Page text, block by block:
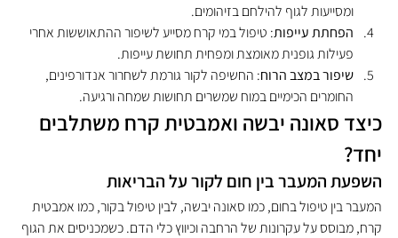
ומסייעות לגוף להילחם בזיהומים.
הפחתת עייפות: טיפול במי קרח מסייע לשיפור ההתאוששות אחרי
פעילות גופנית מאומצת ומפחית תחושת עייפות.
שיפור במצב הרוח: החשיפה לקור גורמת לשחרור אנדורפינים,
החומרים הכימיים במוח שמשרים תחושות שמחה ורגיעה.
כיצד סאונה יבשה ואמבטית קרח משתלבים
יחד?
השפעת המעבר בין חום לקור על הבריאות
המעבר בין טיפול בחום, כמו סאונה יבשה, לבין טיפול בקור, כמו אמבטית
קרח, מבוסס על עקרונות של הרחבה וכיווץ כלי הדם. כשמכניסים את הגוף